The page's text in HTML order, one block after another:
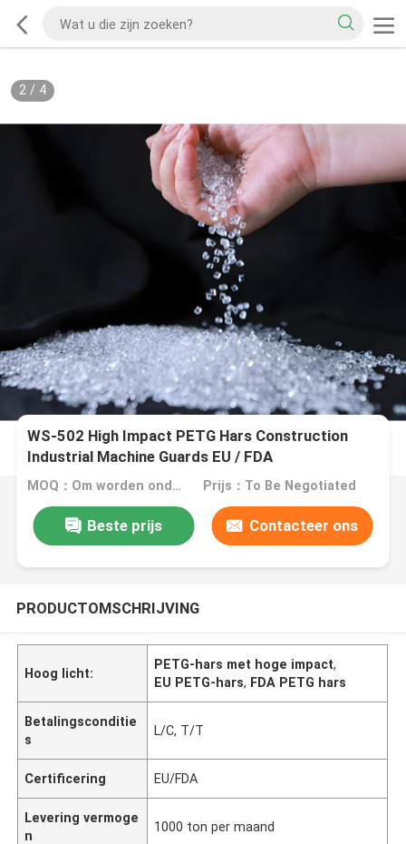
2/ 4
WS-502 High Impact PETG Hars Construction
Industrial Machine Guards EU / FDA
MOQ：Om worden onderhandeld Prijs：To Be Negotiated
Beste prijs Contacteer ons
PRODUCTOMSCHRIJVING
Hoog licht:
PETG-hars met hoge impact,
EU PETG-hars, FDA PETG hars
Betalingsconditie
s
L/C, T/T
Certificering EU/FDA
Levering vermoge
n
1000 ton per maand